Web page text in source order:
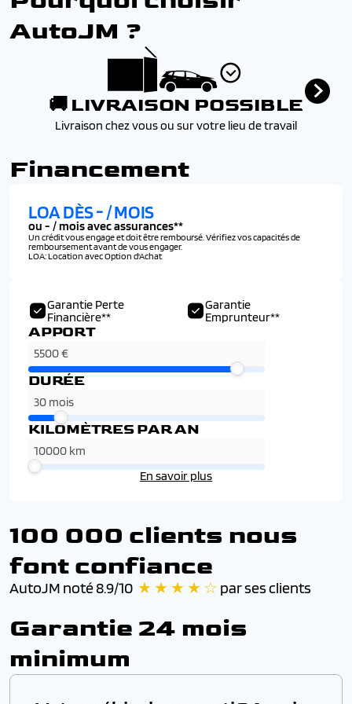
AutoJM ?
🚚 LIVRAISON POSSIBLE
Livraison chez vous ou sur votre lieu de travail
Financement
Garantie Perte
Financière**
Garantie
Emprunteur**
APPORT
DURÉE
KILOMÈTRES PAR AN
En savoir plus
LOA DÈS-/ MOIS
ou - / mois avec assurances**
Un crédit vous engage et doit être remboursé. Vérifiez vos capacités de
remboursement avant de vous engager.
LOA: Location avec Option d'Achat
100 000 clients nous
font confiance
AutoJM noté 8.9/10 ★ ★ ★ ★ ☆ par ses clients
Garantie 24 mois
minimum